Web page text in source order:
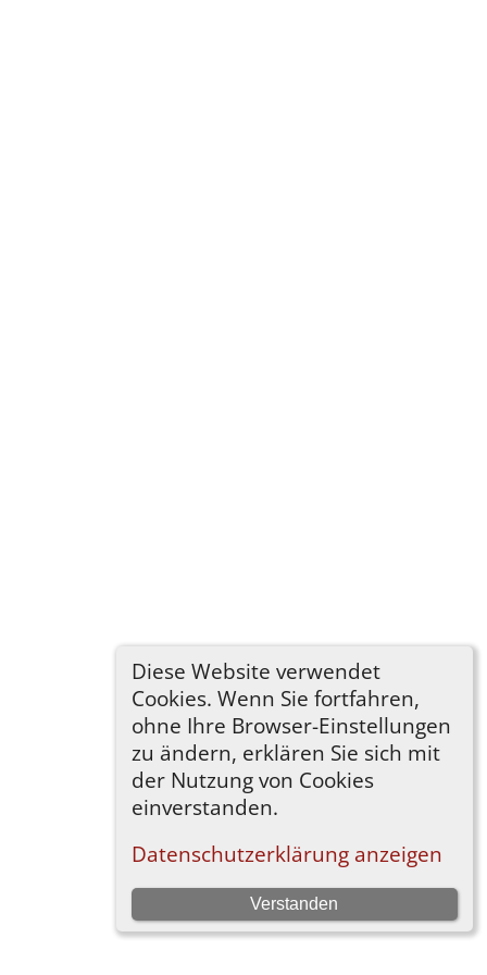
Diese Website verwendet
Cookies. Wenn Sie fortfahren,
ohne Ihre Browser-Einstellungen
zu ändern, erklären Sie sich mit
der Nutzung von Cookies
einverstanden.
Datenschutzerklärung anzeigen
Verstanden